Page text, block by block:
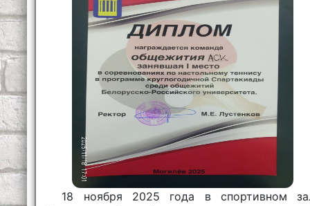
18 ноября 2025 года в спортивном